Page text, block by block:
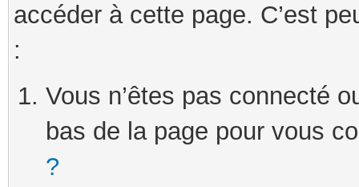
accéder à cette page. C’est
:
Vous n’êtes pas connecté
bas de la page pour vous
?